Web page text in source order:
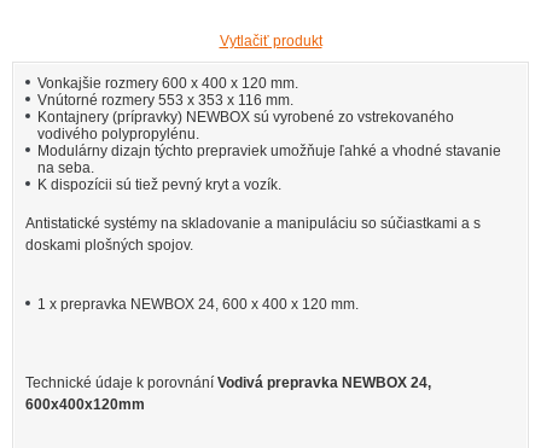
Vytlačiť produkt
Vonkajšie rozmery 600 x 400 x 120 mm.
Vnútorné rozmery 553 x 353 x 116 mm.
Kontajnery (prípravky) NEWBOX sú vyrobené zo vstrekovaného
vodivého polypropylénu.
Modulárny dizajn týchto prepraviek umožňuje ľahké a vhodné stavanie
na seba.
K dispozícii sú tiež pevný kryt a vozík.
Antistatické systémy na skladovanie a manipuláciu so súčiastkami a s
doskami plošných spojov.
1 x prepravka NEWBOX 24, 600 x 400 x 120 mm.
Technické údaje k porovnání Vodivá prepravka NEWBOX 24,
600x400x120mm